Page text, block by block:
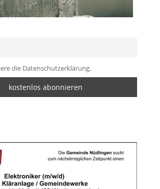
die Datenschutzerklärung.